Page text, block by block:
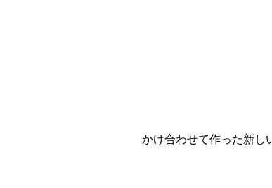
かけ合わせて作った新し